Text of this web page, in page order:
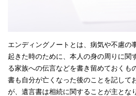
エンディングノートとは、病気や不慮の
起きた時のために、本人の身の周りに関
る家族への伝言などを書き留めておくも
書も自分が亡くなった後のことを記して
が、遺言書は相続に関することが主とな